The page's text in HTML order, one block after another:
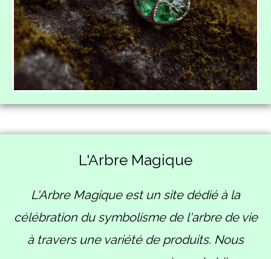
L'Arbre Magique
L'Arbre Magique est un site dédié à la
célébration du symbolisme de l'arbre de vie
à travers une variété de produits. Nous